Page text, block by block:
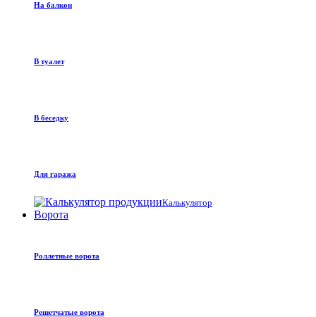
На балкон
В туалет
В беседку
Для гаража
Калькулятор
Ворота
Роллетные ворота
Решетчатые ворота